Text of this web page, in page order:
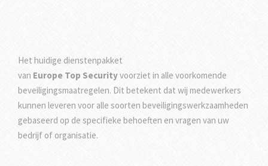
Het huidige dienstenpakket
van Europe Top Securityvoorziet in alle voorkomende
beveiligingsmaatregelen. Dit betekent dat wij medewerkers
kunnen leveren voor alle soorten beveiligingswerkzaamheden
gebaseerd op de specifieke behoeften en vragen van uw
bedrijf of organisatie.